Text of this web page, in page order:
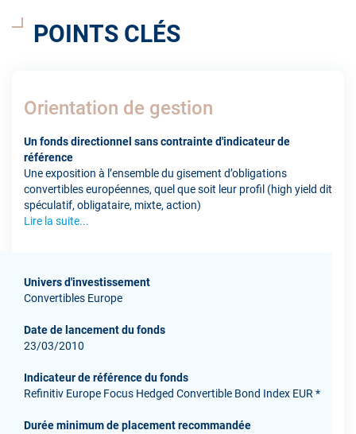
POINTS CLÉS
Orientation de gestion
Un fonds directionnel sans contrainte d'indicateur de
référence
Une exposition à l’ensemble du gisement d’obligations
convertibles européennes, quel que soit leur profil (high yield dit
spéculatif, obligataire, mixte, action)
Lire la suite...
Univers d'investissement
Convertibles Europe
Date de lancement du fonds
23/03/2010
Indicateur de référence du fonds
Refinitiv Europe Focus Hedged Convertible Bond Index EUR *
Durée minimum de placement recommandée